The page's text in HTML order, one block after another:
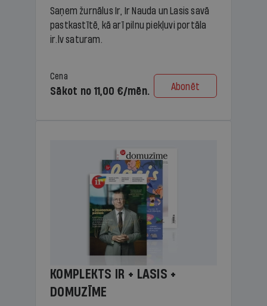
Saņem žurnālus Ir, Ir Nauda un Lasis savā
pastkastītē, kā arī pilnu piekļuvi portāla
ir.lv saturam.
Cena
Sākot no 11,00 €/mēn. Abonēt
KOMPLEKTS IR + LASIS +
DOMUZĪME